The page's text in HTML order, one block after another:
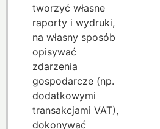
tworzyć własne
raporty i wydruki,
na własny sposób
opisywać
zdarzenia
gospodarcze (np.
dodatkowymi
transakcjami VAT),
dokonywać